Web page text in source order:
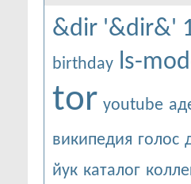
&dir '&dir&'
birthday ls-
tor youtube
википедия голос
йук каталог